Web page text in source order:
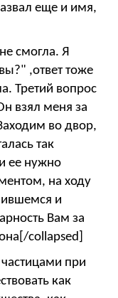
еще и имя,
смогла. Я
,ответ тоже
Третий вопрос
взял меня за
во двор,
так
ее нужно
на ходу
и
Вам за
collapsed]
при
как